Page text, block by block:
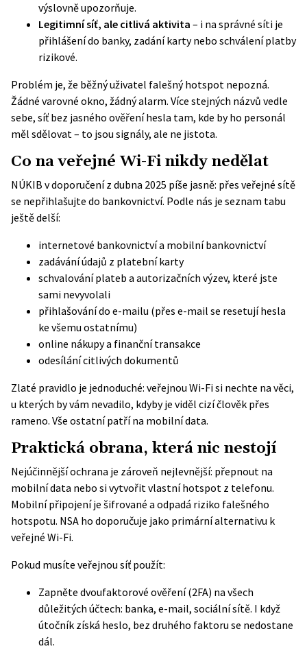
výslovně upozorňuje.
Legitimní síť, ale citlivá aktivita – i na správné síti je
přihlášení do banky, zadání karty nebo schválení platby
rizikové.
Problém je, že běžný uživatel falešný hotspot nepozná.
Žádné varovné okno, žádný alarm. Více stejných názvů vedle
sebe, síť bez jasného ověření hesla tam, kde by ho personál
měl sdělovat – to jsou signály, ale ne jistota.
Co na veřejné Wi-Fi nikdy nedělat
NÚKIB v doporučení z dubna 2025 píše jasně: přes veřejné sítě
se nepřihlašujte do bankovnictví. Podle nás je seznam tabu
ještě delší:
internetové bankovnictví a mobilní bankovnictví
zadávání údajů z platební karty
schvalování plateb a autorizačních výzev, které jste
sami nevyvolali
přihlašování do e-mailu (přes e-mail se resetují hesla
ke všemu ostatnímu)
online nákupy a finanční transakce
odesílání citlivých dokumentů
Zlaté pravidlo je jednoduché: veřejnou Wi-Fi si nechte na věci,
u kterých by vám nevadilo, kdyby je viděl cizí člověk přes
rameno. Vše ostatní patří na mobilní data.
Praktická obrana, která nic nestojí
Nejúčinnější ochrana je zároveň nejlevnější: přepnout na
mobilní data nebo si vytvořit vlastní hotspot z telefonu.
Mobilní připojení je šifrované a odpadá riziko falešného
hotspotu. NSA ho doporučuje jako primární alternativu k
veřejné Wi-Fi.
Pokud musíte veřejnou síť použít:
Zapněte dvoufaktorové ověření (2FA) na všech
důležitých účtech: banka, e-mail, sociální sítě. I když
útočník získá heslo, bez druhého faktoru se nedostane
dál.